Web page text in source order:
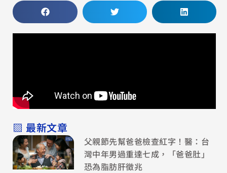
▧ 最新文章
父親節先幫爸爸檢查紅字！醫：台
灣中年男過重達七成，「爸爸肚」
恐為脂肪肝徵兆